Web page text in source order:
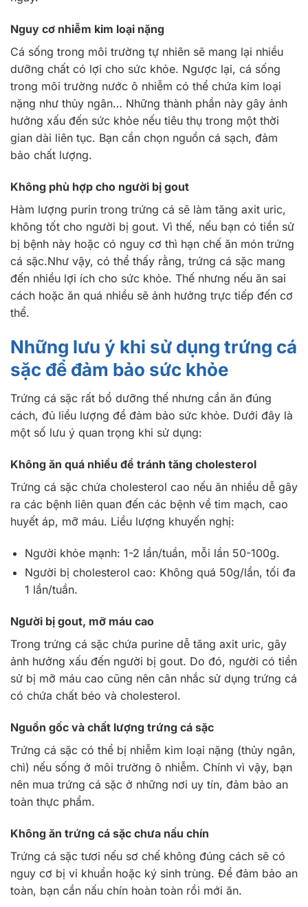
Nguy cơ nhiễm kim loại nặng
Cá sống trong môi trường tự nhiên sẽ mang lại nhiều
dưỡng chất có lợi cho sức khỏe. Ngược lại, cá sống
trong môi trường nước ô nhiễm có thể chứa kim loại
nặng như thủy ngân… Những thành phần này gây ảnh
hưởng xấu đến sức khỏe nếu tiêu thụ trong một thời
gian dài liên tục. Bạn cần chọn nguồn cá sạch, đảm
bảo chất lượng.
Không phù hợp cho người bị gout
Hàm lượng purin trong trứng cá sẽ làm tăng axit uric,
không tốt cho người bị gout. Vì thế, nếu bạn có tiền sử
bị bệnh này hoặc có nguy cơ thì hạn chế ăn món trứng
cá sặc.Như vậy, có thể thấy rằng, trứng cá sặc mang
đến nhiều lợi ích cho sức khỏe. Thế nhưng nếu ăn sai
cách hoặc ăn quá nhiều sẽ ảnh hưởng trực tiếp đến cơ
thể.
Những lưu ý khi sử dụng trứng cá
sặc để đảm bảo sức khỏe
Trứng cá sặc rất bổ dưỡng thế nhưng cần ăn đúng
cách, đủ liều lượng để đảm bảo sức khỏe. Dưới đây là
một số lưu ý quan trọng khi sử dụng:
Không ăn quá nhiều để tránh tăng cholesterol
Trứng cá sặc chứa cholesterol cao nếu ăn nhiều dễ gây
ra các bệnh liên quan đến các bệnh về tim mạch, cao
huyết áp, mỡ máu. Liều lượng khuyến nghị:
Người khỏe mạnh: 1-2 lần/tuần, mỗi lần 50-100g.
Người bị cholesterol cao: Không quá 50g/lần, tối đa
1 lần/tuần.
Người bị gout, mỡ máu cao
Trong trứng cá sặc chứa purine dễ tăng axit uric, gây
ảnh hưởng xấu đến người bị gout. Do đó, người có tiền
sử bị mỡ máu cao cũng nên cân nhắc sử dụng trứng cá
có chứa chất béo và cholesterol.
Nguồn gốc và chất lượng trứng cá sặc
Trứng cá sặc có thể bị nhiễm kim loại nặng (thủy ngân,
chì) nếu sống ở môi trường ô nhiễm. Chính vì vậy, bạn
nên mua trứng cá sặc ở những nơi uy tín, đảm bảo an
toàn thực phẩm.
Không ăn trứng cá sặc chưa nấu chín
Trứng cá sặc tươi nếu sơ chế không đúng cách sẽ có
nguy cơ bị vi khuẩn hoặc ký sinh trùng. Để đảm bảo an
toàn, bạn cần nấu chín hoàn toàn rồi mới ăn.